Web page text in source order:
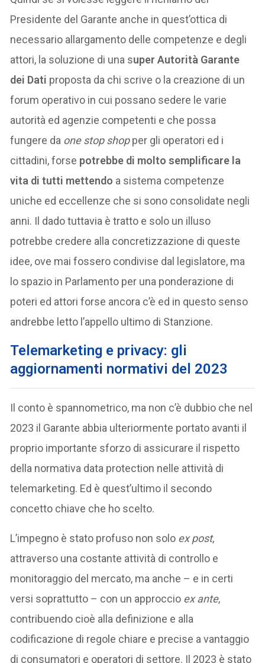
Presidente del Garante anche in quest’ottica di
necessario allargamento delle competenze e degli
attori, la soluzione di una super Autorità Garante
dei Dati proposta da chi scrive o la creazione di un
forum operativo in cui possano sedere le varie
autorità ed agenzie competenti e che possa
fungere da one stop shopper gli operatori ed i
cittadini, forse potrebbe di molto semplificare la
vita di tutti mettendo a sistema competenze
uniche ed eccellenze che si sono consolidate negli
anni. Il dado tuttavia è tratto e solo un illuso
potrebbe credere alla concretizzazione di queste
idee, ove mai fossero condivise dal legislatore, ma
lo spazio in Parlamento per una ponderazione di
poteri ed attori forse ancora c’è ed in questo senso
andrebbe letto l’appello ultimo di Stanzione.
Telemarketing e privacy: gli
aggiornamenti normativi del 2023
Il conto è spannometrico, ma non c’è dubbio che nel
2023 il Garante abbia ulteriormente portato avanti il
proprio importante sforzo di assicurare il rispetto
della normativa data protection nelle attività di
telemarketing. Ed è quest’ultimo il secondo
concetto chiave che ho scelto.
L’impegno è stato profuso non solo ex post,
attraverso una costante attività di controllo e
monitoraggio del mercato, ma anche – e in certi
versi soprattutto – con un approccio ex ante,
contribuendo cioè alla definizione e alla
codificazione di regole chiare e precise a vantaggio
di consumatori e operatori di settore. Il 2023 è stato